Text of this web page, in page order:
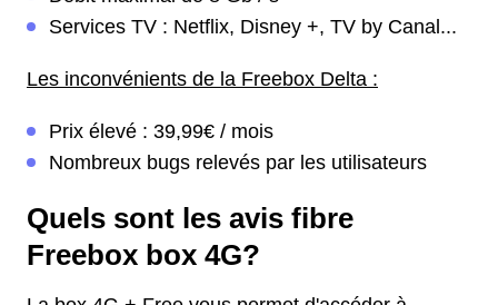
Services TV : Netflix, Disney +, TV by Canal...
Les inconvénients de la Freebox Delta :
Prix élevé : 39,99€ / mois
Nombreux bugs relevés par les utilisateurs
Quels sont les avis fibre
Freebox box 4G?